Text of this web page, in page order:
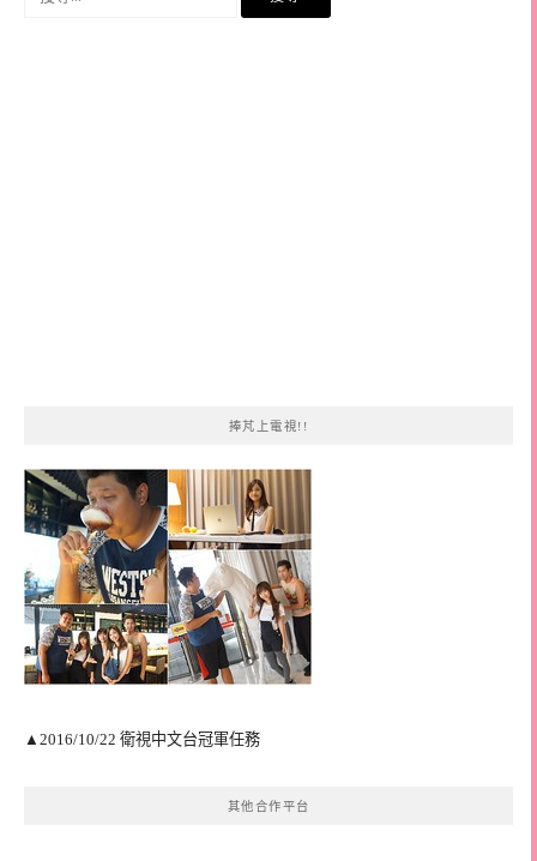
捧芃上電視!!
▲2016/10/22 衛視中文台冠軍任務
其他合作平台